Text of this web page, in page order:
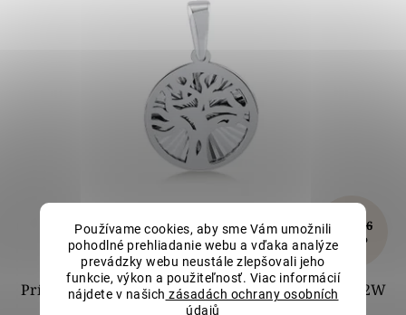
Používame cookies, aby sme Vám umožnili
pohodlné prehliadanie webu a vďaka analýze
prevádzky webu neustále zlepšovali jeho
funkcie, výkon a použiteľnosť. Viac informácií
nájdete v našich zásadách ochrany osobních
údajů
€185,66
–10 %
Prívesok Strom života z bieleho zlata LLV82-GP002W